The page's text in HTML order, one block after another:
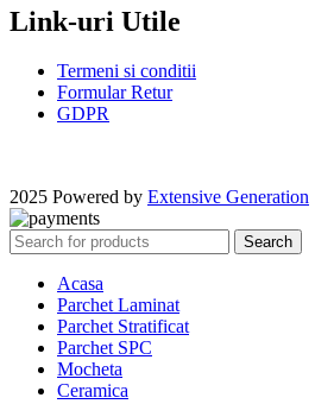
Link-uri Utile
Termeni si conditii
Formular Retur
GDPR
2025 Powered by Extensive Generation
Search
Acasa
Parchet Laminat
Parchet Stratificat
Parchet SPC
Mocheta
Ceramica